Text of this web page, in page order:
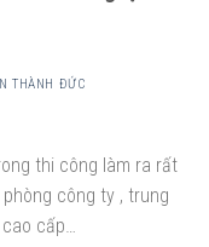
THÀNH ĐỨC
thi công làm ra rất
công ty , trung
cấp…